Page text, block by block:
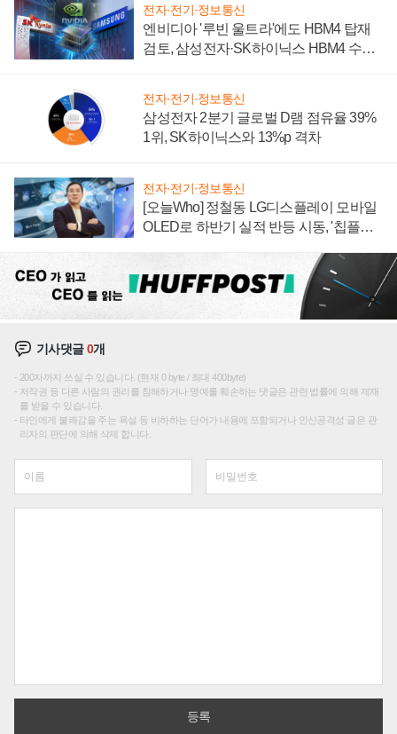
전자·전기·정보통신
엔비디아 '루빈 울트라'에도 HBM4 탑재
검토, 삼성전자·SK하이닉스 HBM4 수율
전자·전기·정보통신
삼성전자 2분기 글로벌 D램 점유율 39%
1위, SK하이닉스와 13%p 격차
전자·전기·정보통신
[오늘Who] 정철동 LG디스플레이 모바일
OLED로 하반기 실적 반등 시동, '칩플레
기사댓글0개
200자까지 쓰실 수 있습니다. (현재 0 byte / 최대 400byte)
저작권 등 다른 사람의 권리를 침해하거나 명예를 훼손하는 댓글은 관련 법률에 의해 제재
를 받을 수 있습니다.
타인에게 불쾌감을 주는 욕설 등 비하하는 단어가 내용에 포함되거나 인신공격성 글은 관
리자의 판단에 의해 삭제 합니다.